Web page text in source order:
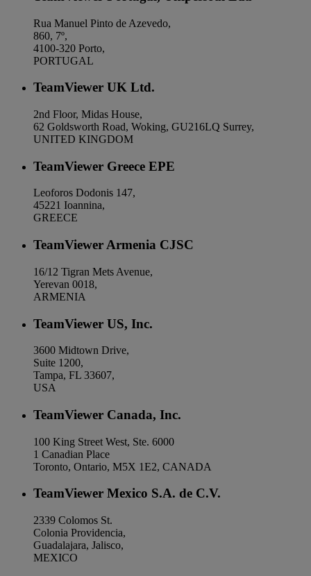
Rua Manuel Pinto de Azevedo,
860, 7º,
4100-320 Porto,
PORTUGAL
TeamViewer UK Ltd.
2nd Floor, Midas House,
62 Goldsworth Road, Woking, GU216LQ Surrey,
UNITED KINGDOM
TeamViewer Greece EPE
Leoforos Dodonis 147,
45221 Ioannina,
GREECE
TeamViewer Armenia CJSC
16/12 Tigran Mets Avenue,
Yerevan 0018,
ARMENIA
TeamViewer US, Inc.
3600 Midtown Drive,
Suite 1200,
Tampa, FL 33607,
USA
TeamViewer Canada, Inc.
100 King Street West, Ste. 6000
1 Canadian Place
Toronto, Ontario, M5X 1E2, CANADA
TeamViewer Mexico S.A. de C.V.
2339 Colomos St.
Colonia Providencia,
Guadalajara, Jalisco,
MEXICO